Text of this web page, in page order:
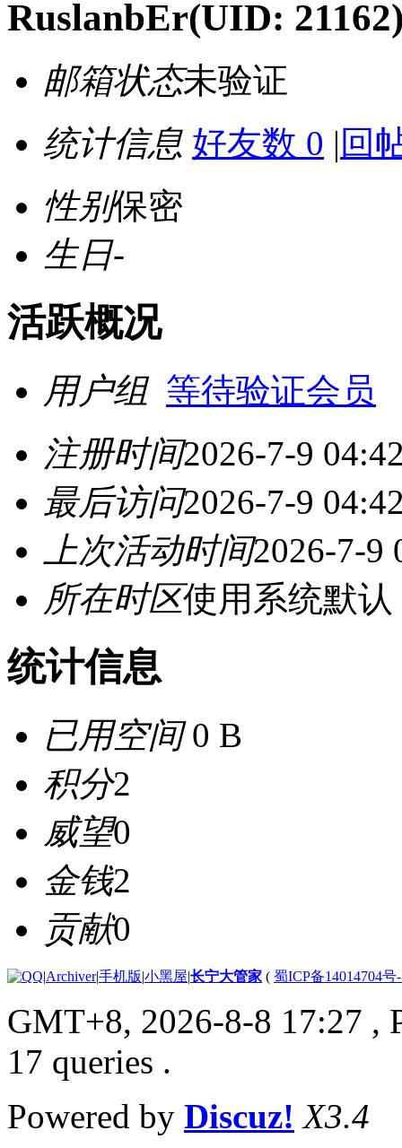
RuslanbEr(UID:
邮箱状态未验证
统计信息 好友数 0 | 回
性别保密
生日-
活跃概况
用户组 等待验证会员
注册时间2026-7-9
最后访问2026-7-9
上次活动时间2026-7-9
所在时区使用系统默认
统计信息
已用空间0 B
积分2
威望0
金钱2
贡献0
|Archiver|手机版|小黑屋|长宁大管家 ( 蜀ICP备14014704号
GMT+8, 2026-8-8 17:27 ,
17 queries .
Powered by Discuz! X3.4